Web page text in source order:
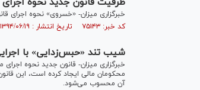
خبرگزاری میزان- «خسروی» نحوه اجرای
کد خبر: ۷۵۱۴۳ تاریخ انتشار : ۱۳۹۴/۰۶/۱۹
شیب تند «حبس‌زدایی» با
خبرگزاری میزان- قانون جدید نحوه
آن محسوب می‌شود.